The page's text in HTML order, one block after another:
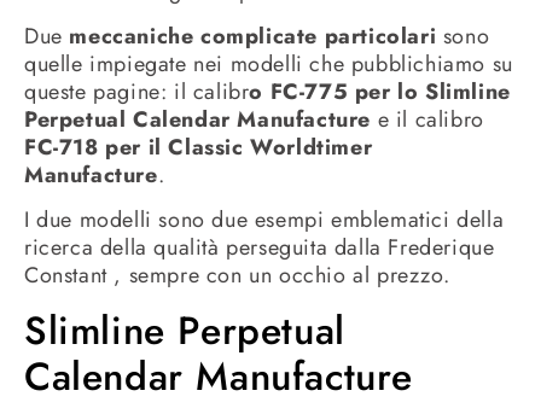
Due meccaniche complicate particolari sono
quelle impiegate nei modelli che pubblichiamo su
queste pagine: il calibro FC-775 per lo Slimline
Perpetual Calendar Manufacture e il calibro
FC-718 per il Classic Worldtimer
Manufacture.
I due modelli sono due esempi emblematici della
ricerca della qualità perseguita dalla Frederique
Constant , sempre con un occhio al prezzo.
Slimline Perpetual
Calendar Manufacture